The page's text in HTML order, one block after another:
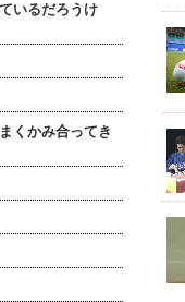
いるだろうけ
くかみ合ってき